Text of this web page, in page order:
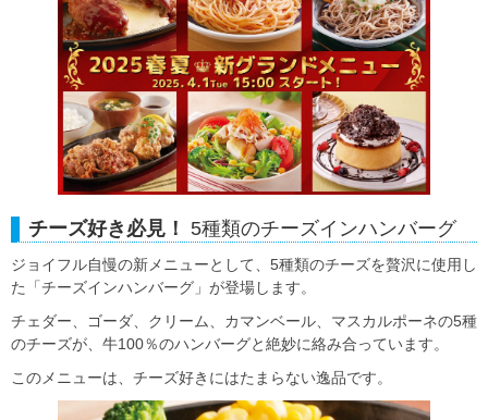
チーズ好き必見！ 5種類のチーズインハンバーグ
ジョイフル自慢の新メニューとして、5種類のチーズを贅沢に使用し
た「チーズインハンバーグ」が登場します。
チェダー、ゴーダ、クリーム、カマンベール、マスカルポーネの5種
のチーズが、牛100％のハンバーグと絶妙に絡み合っています。
このメニューは、チーズ好きにはたまらない逸品です。